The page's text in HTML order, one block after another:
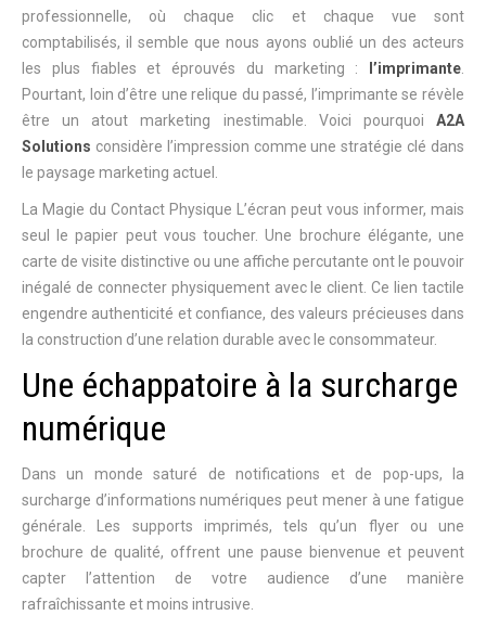
professionnelle, où chaque clic et chaque vue sont
comptabilisés, il semble que nous ayons oublié un des acteurs
les plus fiables et éprouvés du marketing :
l’imprimante
Pourtant, loin d’être une relique du passé, l’imprimante se révèle
être un atout marketing inestimable. Voici pourquoi A2A
Solutions considère l’impression comme une stratégie clé dans
le paysage marketing actuel.
La Magie du Contact Physique L’écran peut vous informer, mais
seul le papier peut vous toucher. Une brochure élégante, une
carte de visite distinctive ou une affiche percutante ont le pouvoir
inégalé de connecter physiquement avec le client. Ce lien tactile
engendre authenticité et confiance, des valeurs précieuses dans
la construction d’une relation durable avec le consommateur.
Une échappatoire à la surcharge
numérique
Dans un monde saturé de notifications et de pop-ups, la
surcharge d’informations numériques peut mener à une fatigue
générale. Les supports imprimés, tels qu’un flyer ou une
brochure de qualité, offrent une pause bienvenue et peuvent
capter l’attention de votre audience d’une manière
rafraîchissante et moins intrusive.